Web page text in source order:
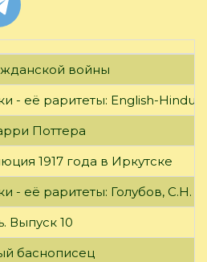
войны
- её раритеты: English-
Поттера
1917 года в Иркутске
- её раритеты: Голубов, С.Н.
Выпуск 10
баснописец